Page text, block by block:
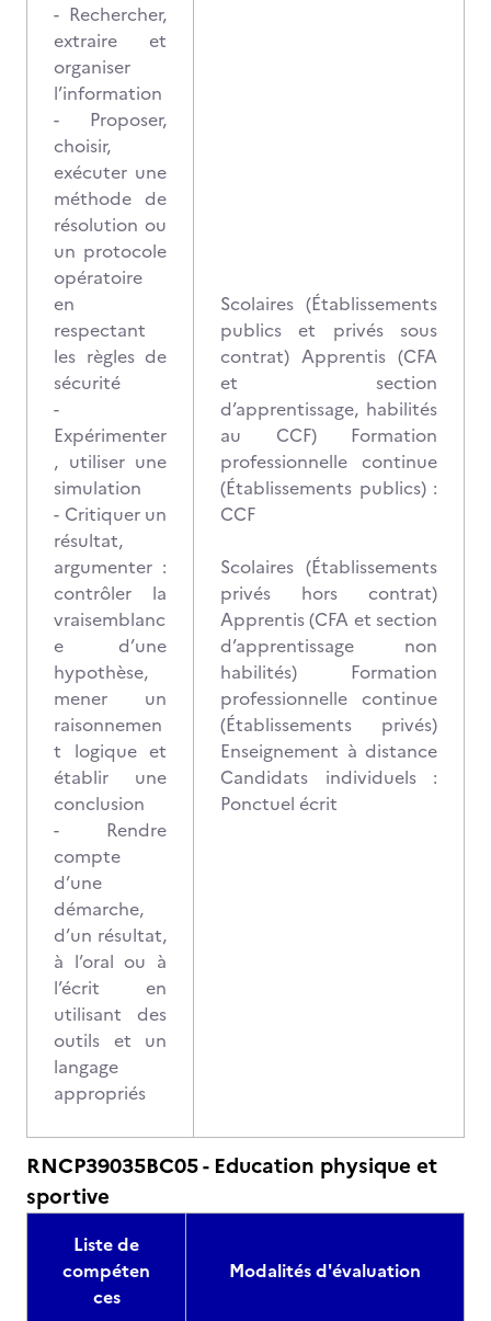
- Rechercher,
extraire et
organiser
l’information
- Proposer,
choisir,
exécuter une
méthode de
résolution ou
un protocole
opératoire
en
respectant
les règles de
sécurité
-
Expérimenter
, utiliser une
simulation
- Critiquer un
résultat,
argumenter :
contrôler la
vraisemblanc
e d’une
hypothèse,
mener un
raisonnemen
t logique et
établir une
conclusion
- Rendre
compte
d’une
démarche,
d’un résultat,
à l’oral ou à
l’écrit en
utilisant des
outils et un
langage
appropriés
Scolaires (Établissements
publics et privés sous
contrat) Apprentis (CFA
et section
d’apprentissage, habilités
au CCF) Formation
professionnelle continue
(Établissements publics) :
CCF
Scolaires (Établissements
privés hors contrat)
Apprentis (CFA et section
d’apprentissage non
habilités) Formation
professionnelle continue
(Établissements privés)
Enseignement à distance
Candidats individuels :
Ponctuel écrit
RNCP39035BC05 - Education physique et
sportive
Liste de
compéten
ces
Modalités d'évaluation